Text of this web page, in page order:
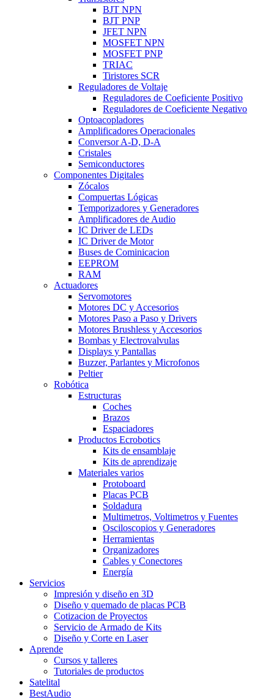
BJT NPN
BJT PNP
JFET NPN
MOSFET NPN
MOSFET PNP
TRIAC
Tiristores SCR
Reguladores de Voltaje
Reguladores de Coeficiente Positivo
Reguladores de Coeficiente Negativo
Optoacopladores
Amplificadores Operacionales
Conversor A-D, D-A
Cristales
Semiconductores
Componentes Digitales
Zócalos
Compuertas Lógicas
Temporizadores y Generadores
Amplificadores de Audio
IC Driver de LEDs
IC Driver de Motor
Buses de Cominicacion
EEPROM
RAM
Actuadores
Servomotores
Motores DC y Accesorios
Motores Paso a Paso y Drivers
Motores Brushless y Accesorios
Bombas y Electrovalvulas
Displays y Pantallas
Buzzer, Parlantes y Microfonos
Peltier
Robótica
Estructuras
Coches
Brazos
Espaciadores
Productos Ecrobotics
Kits de ensamblaje
Kits de aprendizaje
Materiales varios
Protoboard
Placas PCB
Soldadura
Multimetros, Voltimetros y Fuentes
Osciloscopios y Generadores
Herramientas
Organizadores
Cables y Conectores
Energía
Servicios
Impresión y diseño en 3D
Diseño y quemado de placas PCB
Cotizacion de Proyectos
Servicio de Armado de Kits
Diseño y Corte en Laser
Aprende
Cursos y talleres
Tutoriales de productos
Satelital
BestAudio